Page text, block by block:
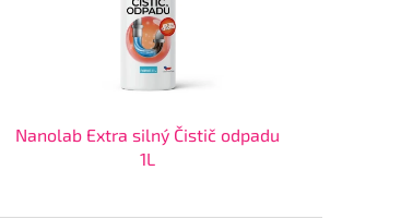
Nanolab Extra silný Čistič odpadu
1L